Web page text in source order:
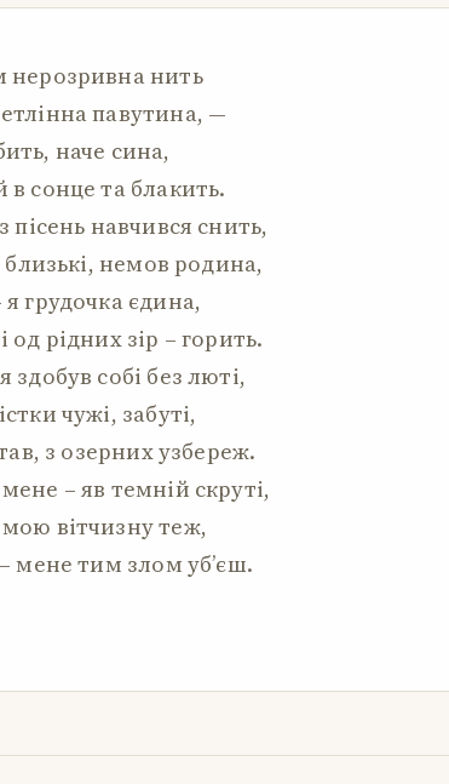
нерозривна нить
павутина, —
наче сина,
сонце та блакить.
навчився снить,
близькі, немов родина,
грудочка єдина,
рідних зір – горить.
здобув собі без люті,
чужі, забуті,
з озерних узбереж.
– яв темній скруті,
вітчизну теж,
мене тим злом уб’єш.